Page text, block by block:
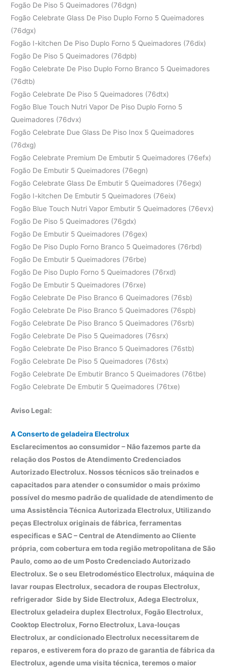
Fogão De Piso 5 Queimadores (76dgn)
Fogão Celebrate Glass De Piso Duplo Forno 5 Queimadores
(76dgx)
Fogão I-kitchen De Piso Duplo Forno 5 Queimadores (76dix)
Fogão De Piso 5 Queimadores (76dpb)
Fogão Celebrate De Piso Duplo Forno Branco 5 Queimadores
(76dtb)
Fogão Celebrate De Piso 5 Queimadores (76dtx)
Fogão Blue Touch Nutri Vapor De Piso Duplo Forno 5
Queimadores (76dvx)
Fogão Celebrate Due Glass De Piso Inox 5 Queimadores
(76dxg)
Fogão Celebrate Premium De Embutir 5 Queimadores (76efx)
Fogão De Embutir 5 Queimadores (76egn)
Fogão Celebrate Glass De Embutir 5 Queimadores (76egx)
Fogão I-kitchen De Embutir 5 Queimadores (76eix)
Fogão Blue Touch Nutri Vapor Embutir 5 Queimadores (76evx)
Fogão De Piso 5 Queimadores (76gdx)
Fogão De Embutir 5 Queimadores (76gex)
Fogão De Piso Duplo Forno Branco 5 Queimadores (76rbd)
Fogão De Embutir 5 Queimadores (76rbe)
Fogão De Piso Duplo Forno 5 Queimadores (76rxd)
Fogão De Embutir 5 Queimadores (76rxe)
Fogão Celebrate De Piso Branco 6 Queimadores (76sb)
Fogão Celebrate De Piso Branco 5 Queimadores (76spb)
Fogão Celebrate De Piso Branco 5 Queimadores (76srb)
Fogão Celebrate De Piso 5 Queimadores (76srx)
Fogão Celebrate De Piso Branco 5 Queimadores (76stb)
Fogão Celebrate De Piso 5 Queimadores (76stx)
Fogão Celebrate De Embutir Branco 5 Queimadores (76tbe)
Fogão Celebrate De Embutir 5 Queimadores (76txe)
Aviso Legal:
A Conserto de geladeira Electrolux
Esclarecimentos ao consumidor – Não fazemos parte da
relação dos Postos de Atendimento Credenciados
Autorizado Electrolux. Nossos técnicos são treinados e
capacitados para atender o consumidor o mais próximo
possível do mesmo padrão de qualidade de atendimento de
uma Assistência Técnica Autorizada Electrolux, Utilizando
peças Electrolux originais de fábrica, ferramentas
especificas e SAC – Central de Atendimento ao Cliente
própria, com cobertura em toda região metropolitana de São
Paulo, como ao de um Posto Credenciado Autorizado
Electrolux. Se o seu Eletrodoméstico Electrolux, máquina de
lavar roupas Electrolux, secadora de roupas Electrolux,
refrigerador Side by Side Electrolux, Adega Electrolux,
Electrolux geladeira duplex Electrolux, Fogão Electrolux,
Cooktop Electrolux, Forno Electrolux, Lava-louças
Electrolux, ar condicionado Electrolux necessitarem de
reparos, e estiverem fora do prazo de garantia de fábrica da
Electrolux, agende uma visita técnica, teremos o maior